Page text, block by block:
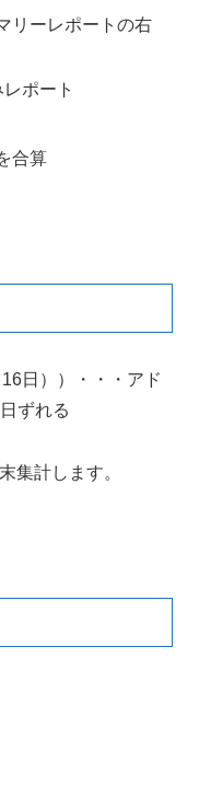
リーレポートの右
ポート
合算
日））・・・アド
ずれる
集計します。